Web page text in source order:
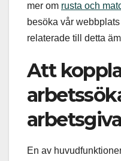
mer om rusta och
besöka vår
relaterade till detta
Att
En av